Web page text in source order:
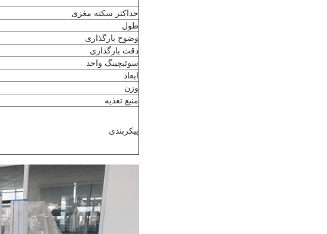
حداکثر سکته مغزی
طول
وضوح بارگذاری
دقت بارگذاری
سوئیچینگ واحد
ابعاد
وزن
منبع تغذیه
پیکربندی